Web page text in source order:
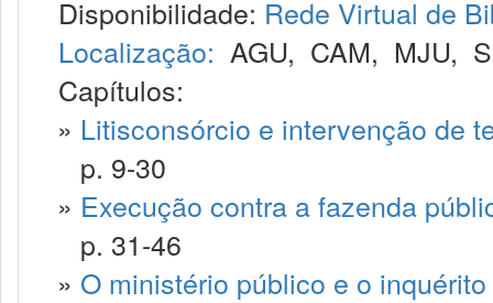
Disponibilidade: Rede Virtual de
Localização: AGU, CAM, MJU,
Capítulos:
» Litisconsórcio e intervenção de
p. 9-30
» Execução contra a fazenda
p. 31-46
» O ministério público e o